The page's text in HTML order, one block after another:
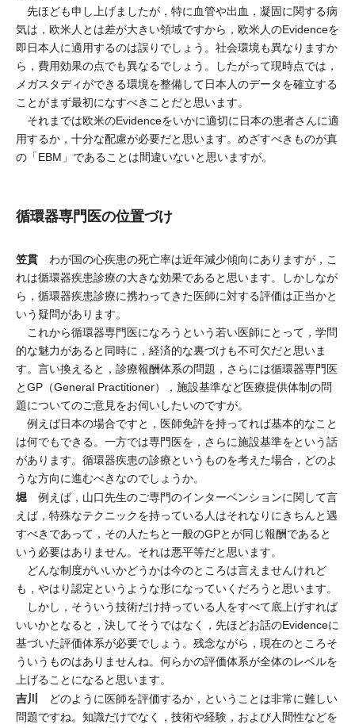
先ほども申し上げましたが，特に血管や出血，凝固に関する病
気は，欧米人とは差が大きい領域ですから，欧米人のEvidenceを
即日本人に適用するのは誤りでしょう。社会環境も異なりますか
ら，費用効果の点でも異なるでしょう。したがって現時点では，
メガスタディができる環境を整備して日本人のデータを確立する
ことがまず最初になすべきことだと思います。
それまでは欧米のEvidenceをいかに適切に日本の患者さんに適
用するか，十分な配慮が必要だと思います。めざすべきものが真
の「EBM」であることは間違いないと思いますが。
循環器専門医の位置づけ
笠貫 わが国の心疾患の死亡率は近年減少傾向にありますが，こ
れは循環器疾患診療の大きな効果であると思います。しかしなが
ら，循環器疾患診療に携わってきた医師に対する評価は正当かと
いう疑問があります。
これから循環器専門医になろうという若い医師にとって，学問
的な魅力があると同時に，経済的な裏づけも不可欠だと思いま
す。言い換えると，診療報酬体系の問題，さらには循環器専門医
とGP（General Practitioner），施設基準など医療提供体制の問
題についてのご意見をお伺いしたいのですが。
例えば日本の場合ですと，医師免許を持ってれば基本的なこと
は何でもできる。一方では専門医を，さらに施設基準をという話
があります。循環器疾患の診療というものを考えた場合，どのよ
うな方向に進むべきなのでしょうか。
堀 例えば，山口先生のご専門のインターベンションに関して言
えば，特殊なテクニックを持っている人はそれなりにきちんと遇
すべきであって，その人たちと一般のGPとが同じ報酬であると
いう必要はありません。それは悪平等だと思います。
どんな制度がいいかどうかは今のところは言えませんけれど
も，やはり認定というような形になっていくだろうと思います。
しかし，そういう技術だけ持っている人をすべて底上げすれば
いいかとなると，決してそうではなく，先ほどお話のEvidenceに
基づいた評価体系が必要でしょう。残念ながら，現在のところそ
ういうものはありませんね。何らかの評価体系が全体のレベルを
上げることになると思います。
吉川 どのように医師を評価するか，ということは非常に難しい
問題ですね。知識だけでなく，技術や経験，および人間性などを